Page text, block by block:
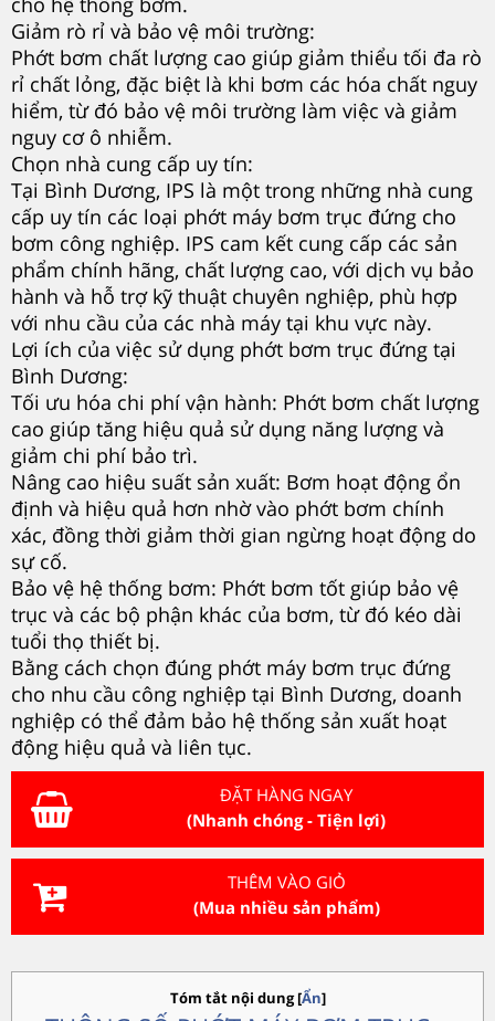
Giảm rò rỉ và bảo vệ môi trường:
Phớt bơm chất lượng cao giúp giảm thiểu tối đa rò
rỉ chất lỏng, đặc biệt là khi bơm các hóa chất nguy
hiểm, từ đó bảo vệ môi trường làm việc và giảm
nguy cơ ô nhiễm.
Chọn nhà cung cấp uy tín:
Tại Bình Dương, IPS là một trong những nhà cung
cấp uy tín các loại phớt máy bơm trục đứng cho
bơm công nghiệp. IPS cam kết cung cấp các sản
phẩm chính hãng, chất lượng cao, với dịch vụ bảo
hành và hỗ trợ kỹ thuật chuyên nghiệp, phù hợp
với nhu cầu của các nhà máy tại khu vực này.
Lợi ích của việc sử dụng phớt bơm trục đứng tại
Bình Dương:
Tối ưu hóa chi phí vận hành: Phớt bơm chất lượng
cao giúp tăng hiệu quả sử dụng năng lượng và
giảm chi phí bảo trì.
Nâng cao hiệu suất sản xuất: Bơm hoạt động ổn
định và hiệu quả hơn nhờ vào phớt bơm chính
xác, đồng thời giảm thời gian ngừng hoạt động do
sự cố.
Bảo vệ hệ thống bơm: Phớt bơm tốt giúp bảo vệ
trục và các bộ phận khác của bơm, từ đó kéo dài
tuổi thọ thiết bị.
Bằng cách chọn đúng phớt máy bơm trục đứng
cho nhu cầu công nghiệp tại Bình Dương, doanh
nghiệp có thể đảm bảo hệ thống sản xuất hoạt
động hiệu quả và liên tục.
ĐẶT HÀNG NGAY
(Nhanh chóng - Tiện lợi)
THÊM VÀO GIỎ
(Mua nhiều sản phẩm)
Tóm tắt nội dung[Ẩn]